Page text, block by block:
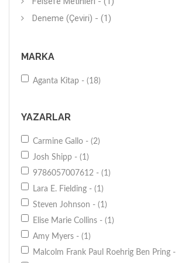
Deneme (Çeviri) - (1)
MARKA
Aganta Kitap - (18)
YAZARLAR
Carmine Gallo - (2)
Josh Shipp - (1)
9786057007612 - (1)
Lara E. Fielding - (1)
Steven Johnson - (1)
Elise Marie Collins - (1)
Amy Myers - (1)
Malcolm Frank Paul Roehrig Ben Pring -